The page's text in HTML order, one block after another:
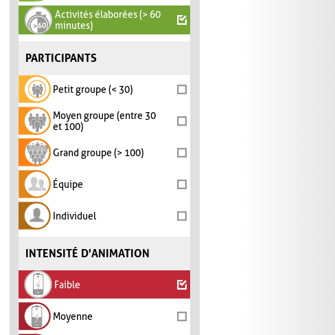
Activités élaborées (> 60
minutes)
PARTICIPANTS
Petit groupe (< 30)
Moyen groupe (entre 30
et 100)
Grand groupe (> 100)
Équipe
Individuel
INTENSITÉ D'ANIMATION
Faible
Moyenne